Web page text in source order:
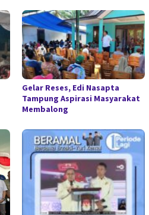
Gelar Reses, Edi Nasapta
Tampung Aspirasi Masyarakat
Membalong